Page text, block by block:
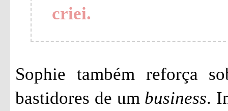
criei.
Sophie também reforça
bastidores de um business.